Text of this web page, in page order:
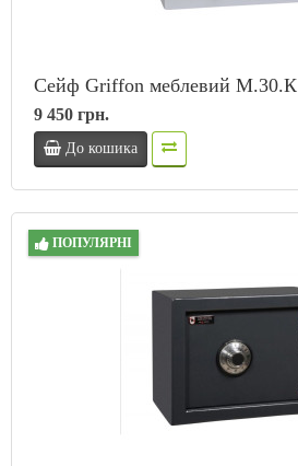
Сейф Griffon меблевий M.30.К
9 450 грн.
До кошика
ПОПУЛЯРНІ